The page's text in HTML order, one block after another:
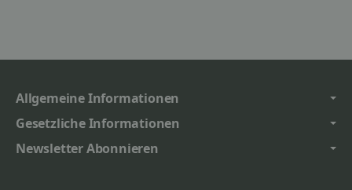
Allgemeine Informationen
Gesetzliche Informationen
Newsletter Abonnieren